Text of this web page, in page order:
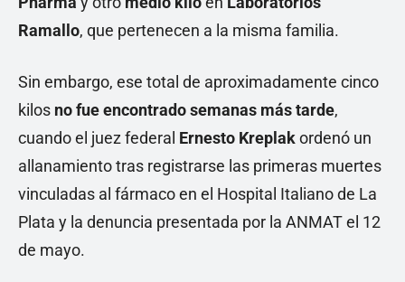
Ramallo, que pertenecen a la misma familia.
Sin embargo, ese total de aproximadamente cinco
kilos no fue encontrado semanas más tarde,
cuando el juez federal Ernesto Kreplakordenó un
allanamiento tras registrarse las primeras muertes
vinculadas al fármaco en el Hospital Italiano de La
Plata y la denuncia presentada por la ANMAT el 12
de mayo.